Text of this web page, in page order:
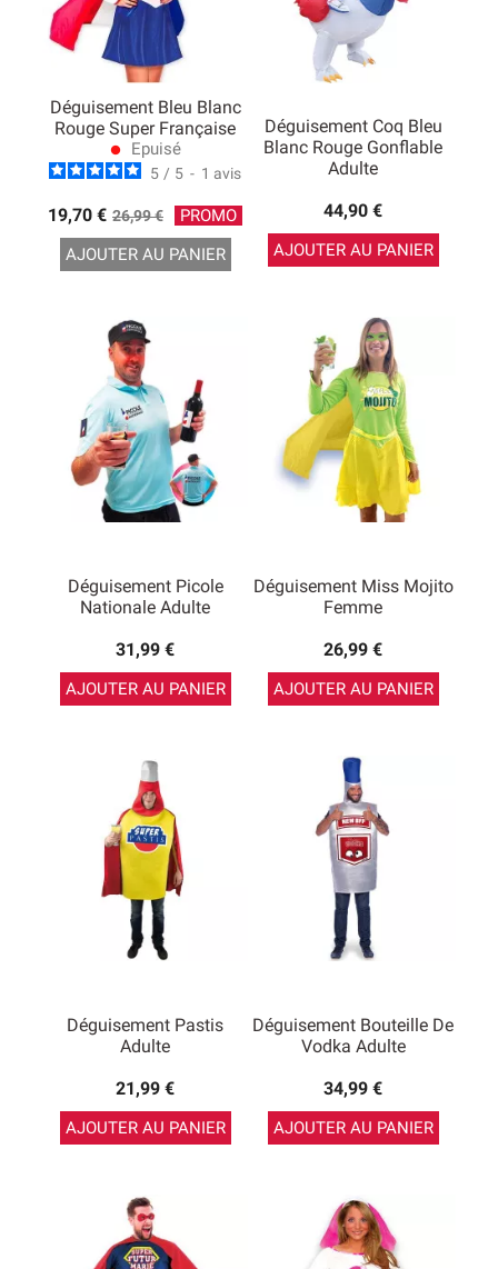
Déguisement Bleu Blanc
Rouge Super Française
lens Epuisé
5 / 5 - 1 avis
19,70 €Prix
de
base
26,99 €
PROMO
AJOUTER AU PANIER
Déguisement Coq Bleu
Blanc Rouge Gonflable
Adulte
44,90 €
AJOUTER AU PANIER
Déguisement Picole
Nationale Adulte
31,99 €
AJOUTER AU PANIER
Déguisement Miss Mojito
Femme
26,99 €
AJOUTER AU PANIER
Déguisement Pastis
Adulte
21,99 €
AJOUTER AU PANIER
Déguisement Bouteille De
Vodka Adulte
34,99 €
AJOUTER AU PANIER